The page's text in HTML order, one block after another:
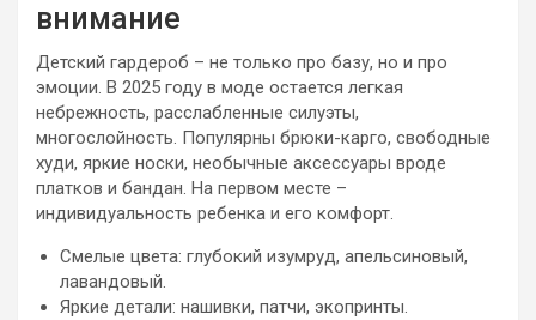
внимание
Детский гардероб – не только про базу, но и про
эмоции. В 2025 году в моде остается легкая
небрежность, расслабленные силуэты,
многослойность. Популярны брюки-карго, свободные
худи, яркие носки, необычные аксессуары вроде
платков и бандан. На первом месте –
индивидуальность ребенка и его комфорт.
Смелые цвета: глубокий изумруд, апельсиновый,
лавандовый.
Яркие детали: нашивки, патчи, экопринты.